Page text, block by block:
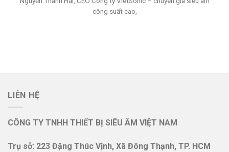
công suất cao,
LIÊN HỆ
CÔNG TY TNHH THIẾT BỊ SIÊU ÂM VIỆT NAM
Trụ sở: 223 Đặng Thúc Vịnh, Xã Đông Thạnh, TP. HCM